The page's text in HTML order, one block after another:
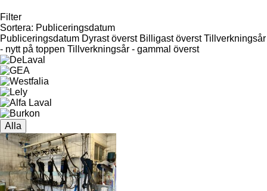
Filter
Sortera: Publiceringsdatum
Publiceringsdatum Dyrast överst Billigast överst Tillverkningsår
- nytt på toppen Tillverkningsår - gammal överst
Alla